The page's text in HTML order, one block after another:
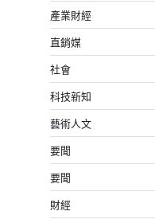
產業財經
直銷媒
社會
科技新知
藝術人文
要聞
要聞
財經